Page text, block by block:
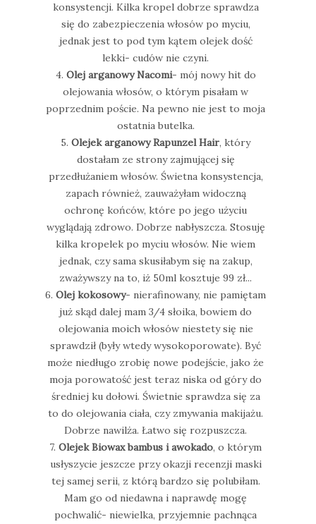
konsystencji. Kilka kropel dobrze sprawdza
się do zabezpieczenia włosów po myciu,
jednak jest to pod tym kątem olejek dość
lekki- cudów nie czyni.
4. Olej arganowy Nacomi- mój nowy hit do
olejowania włosów, o którym pisałam w
poprzednim poście. Na pewno nie jest to moja
ostatnia butelka.
5.Olejek arganowy Rapunzel Hair, który
dostałam ze strony zajmującej się
przedłużaniem włosów. Świetna konsystencja,
zapach również, zauważyłam widoczną
ochronę końców, które po jego użyciu
wyglądają zdrowo. Dobrze nabłyszcza. Stosuję
kilka kropelek po myciu włosów. Nie wiem
jednak, czy sama skusiłabym się na zakup,
zważywszy na to, iż 50ml kosztuje 99 zł...
6.Olej kokosowy- nierafinowany, nie pamiętam
już skąd dalej mam 3/4 słoika, bowiem do
olejowania moich włosów niestety się nie
sprawdził (były wtedy wysokoporowate). Być
może niedługo zrobię nowe podejście, jako że
moja porowatość jest teraz niska od góry do
średniej ku dołowi. Świetnie sprawdza się za
to do olejowania ciała, czy zmywania makijażu.
Dobrze nawilża. Łatwo się rozpuszcza.
7.Olejek Biowax bambus i awokado, o którym
usłyszycie jeszcze przy okazji recenzji maski
tej samej serii, z którą bardzo się polubiłam.
Mam go od niedawna i naprawdę mogę
pochwalić- niewielka, przyjemnie pachnąca